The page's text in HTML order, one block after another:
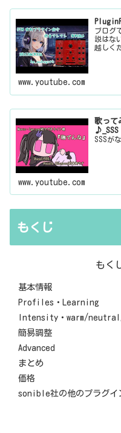
ブログ
説はな
越しく
www.youtube.com
歌って
♪_SSS
SSSが
www.youtube.com
もくじ
もく
基本情報
Profiles・Learning
Intensity・warm/
簡易調整
Advanced
まとめ
価格
sonible社の他のプラグイ